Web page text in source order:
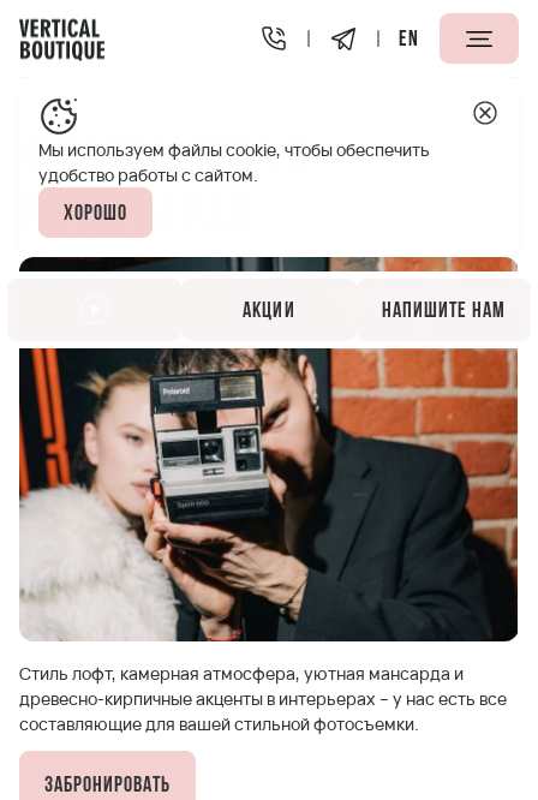
EN
Vertical Boutique Таганская Москва
Фотосъемка в
интерьерах
Стиль лофт, камерная атмосфера, уютная мансарда и
древесно-кирпичные акценты в интерьерах – у нас есть все
составляющие для вашей стильной фотосъемки.
Забронировать
Мы используем файлы cookie, чтобы обеспечить
удобство работы с сайтом.
Хорошо
Акции Напишите нам